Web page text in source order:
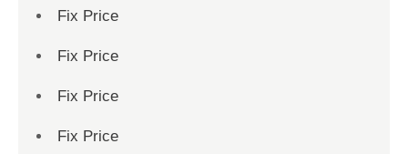
Fix Price
Fix Price
Fix Price
Fix Price